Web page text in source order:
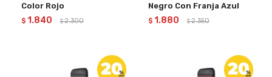
Color Rojo
$ 1.840 $ 2.300
Negro Con Franja Azul
$ 1.880 $ 2.350